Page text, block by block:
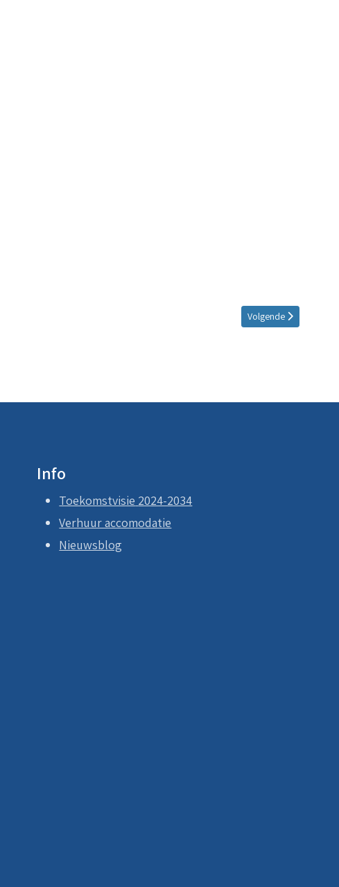
Volgende artikel:
Volgende
Info
Toekomstvisie 2024-2034
Verhuur accomodatie
Nieuwsblog